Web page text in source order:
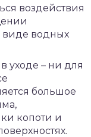
воздействия
виде водных
уходе – ни для
большое
копоти и